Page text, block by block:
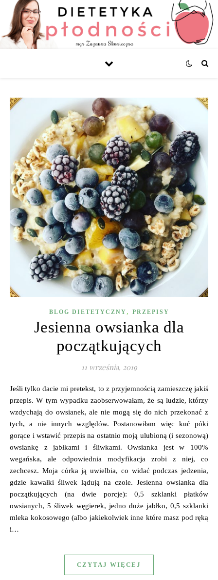
BLOG DIETETYCZNY , PRZEPISY
Jesienna owsianka dla
początkujących
11 września, 2019
Jeśli tylko dacie mi pretekst, to z przyjemnością zamieszczę jakiś
przepis. W tym wypadku zaobserwowałam, że są ludzie, którzy
wzdychają do owsianek, ale nie mogą się do nich przekonać z
tych, a nie innych względów. Postanowiłam więc kuć póki
gorące i wstawić przepis na ostatnio moją ulubioną (i sezonową)
owsiankę z jabłkami i śliwkami. Owsianka jest w 100%
wegańska, ale odpowiednia modyfikacja zrobi z niej, co
zechcesz. Moja córka ją uwielbia, co widać podczas jedzenia,
gdzie kawałki śliwek lądują na czole. Jesienna owsianka dla
początkujących (na dwie porcje): 0,5 szklanki płatków
owsianych, 5 śliwek węgierek, jedno duże jabłko, 0,5 szklanki
mleka kokosowego (albo jakiekolwiek inne które masz pod ręką
i…
CZYTAJ WIĘCEJ